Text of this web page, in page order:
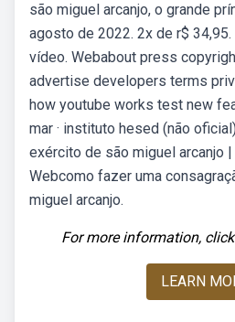
são miguel arcanjo, o grande
agosto de 2022. 2x de r$
vídeo. Webabout press
advertise developers terms
how youtube works test new
mar · instituto hesed (não
exército de são miguel arcanjo
Webcomo fazer uma
miguel arcanjo.
For more information,
LEARN